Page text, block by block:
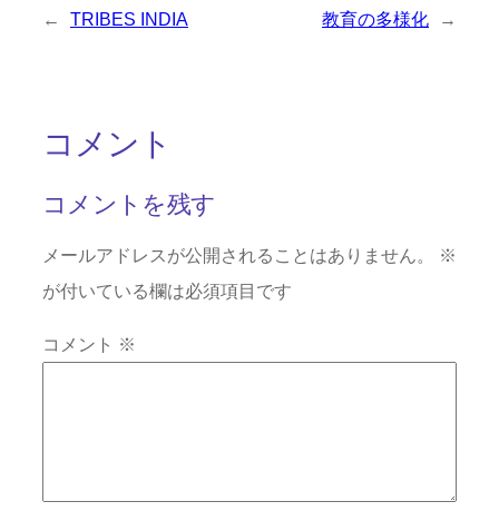
← TRIBES INDIA 教育の多様化 →
コメント
コメントを残す
メールアドレスが公開されることはありません。
※
が付いている欄は必須項目です
コメント ※